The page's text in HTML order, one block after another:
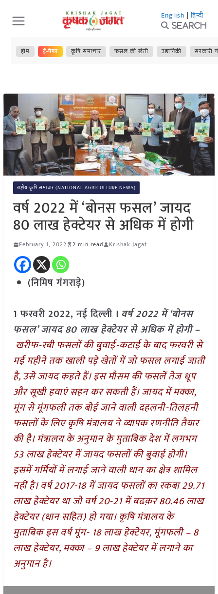
Skip
to
content
English | हिन्दी
Search
होम ई-पेपर कृषि समाचार फसल की खेती उद्यानिकी सरकारी
राष्ट्रीय कृषि समाचार (NATIONAL AGRICULTURE NEWS)
वर्ष 2022 में ‘बोनस फसल’ जायद
80 लाख हेक्टेयर से अधिक में होगी
February 1, 2022 2 min read Krishak Jagat
(निमिष गंगराड़े)
1 फरवरी 2022, नई दिल्ली । वर्ष 2022 में ‘बोनस
फसल’ जायद 80 लाख हेक्टेयर से अधिक में होगी–
खरीफ-रबी फसलों की बुवाई-कटाई के बाद फरवरी से
मई महीने तक खाली पड़े खेतों में जो फसल लगाई जाती
है, उसे जायद कहते हैं। इस मौसम की फसलें तेज धूप
और सूखी हवाएं सहन कर सकती हैं। जायद में मक्का,
मूंग से मूंगफली तक बोई जाने वाली दहलनी-तिलहनी
फसलों के लिए कृषि मंत्रालय ने व्यापक रणनीति तैयार
की है। मंत्रालय के अनुमान के मुताबिक देश में लगभग
53 लाख हेक्टेयर में जायद फसलों की बुवाई होगी।
इसमें गर्मियों में लगाई जाने वाली धान का क्षेत्र शामिल
नहीं है। वर्ष 2017-18 में जायद फसलों का रकबा 29.71
लाख हेक्टेयर था जो वर्ष 20-21 में बढक़र 80.46 लाख
हेक्टेयर (धान सहित) हो गया। कृषि मंत्रालय के
मुताबिक इस वर्ष मूंग- 18 लाख हेक्टेयर, मूंगफली – 8
लाख हेक्टेयर, मक्का – 9 लाख हेक्टेयर में लगाने का
अनुमान है।